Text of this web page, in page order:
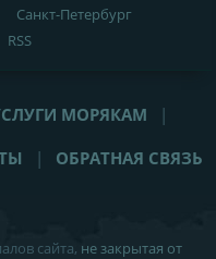
Санкт-Петербург
RSS
МОРЯКАМ
|
| ОБРАТНАЯ СВЯЗЬ
сайта, не закрытая от